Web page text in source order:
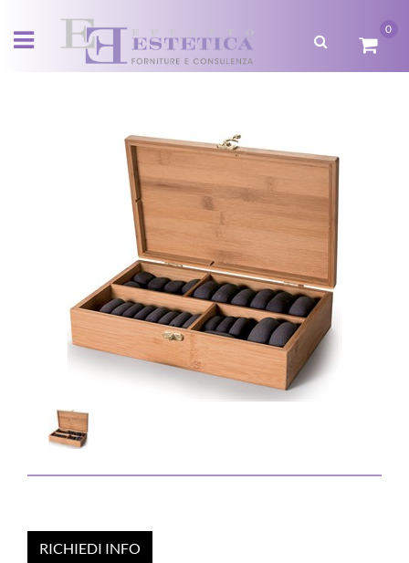
Open menu
0
RICHIEDI INFO